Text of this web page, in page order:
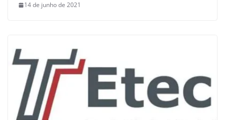
14 de junho de 2021